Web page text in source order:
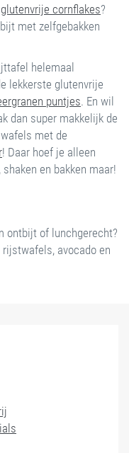
glutenvrije cornflakes?
met zelfgebakken
helemaal
lekkerste glutenvrije
puntjes. En wil
dan super makkelijk de
met de
! Daar hoef je alleen
en bakken maar!
ontbijt of lunchgerecht?
rijstwafels, avocado en